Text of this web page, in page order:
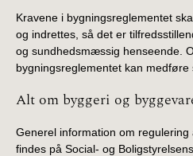
BR18 (1/1-9/3 2020)
2019)
BR18 (1/1-4/7 2019)
Kravene i bygningsreglementet
og indrettes, så det er
og sundhedsmæssig henseende.
bygningsreglementet kan medføre
Alt om byggeri og
Generel information om
findes på Social- og